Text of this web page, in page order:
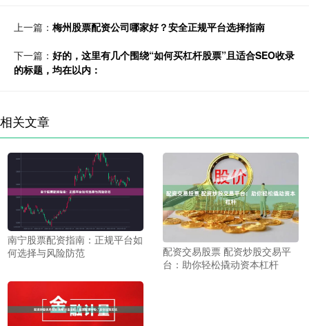
上一篇： 梅州股票配资公司哪家好？安全正规平台选择指南
下一篇： 好的，这里有几个围绕“如何买杠杆股票”且适合SEO收录
的标题，均在以内：
相关文章
南宁股票配资指南：正规平台如
何选择与风险防范
配资交易股票 配资炒股交易平
台：助你轻松撬动资本杠杆